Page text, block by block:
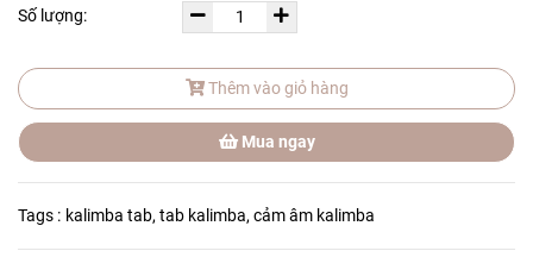
Số lượng:
Thêm vào giỏ hàng
Mua ngay
Tags : kalimba tab,tab kalimba,cảm âm kalimba